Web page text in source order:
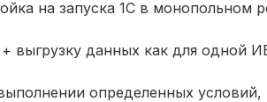
на запуска 1С в монопольном
выгрузку данных как для одной
определенных условий,